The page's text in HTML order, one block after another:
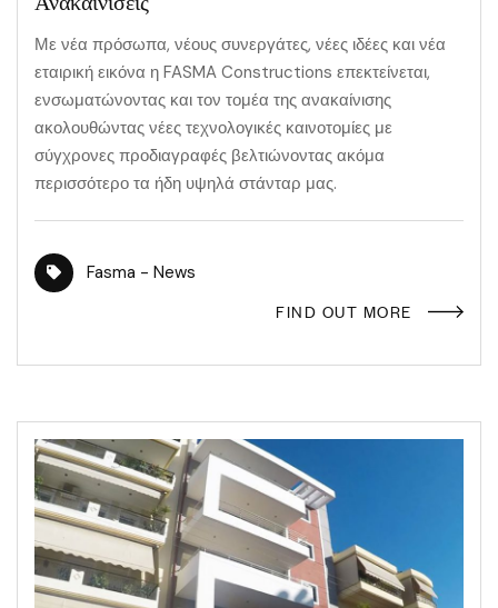
Με νέα πρόσωπα, νέους συνεργάτες, νέες ιδέες και νέα
εταιρική εικόνα η FASMA Constructions επεκτείνεται,
ενσωματώνοντας και τον τομέα της ανακαίνισης
ακολουθώντας νέες τεχνολογικές καινοτομίες με
σύγχρονες προδιαγραφές βελτιώνοντας ακόμα
περισσότερο τα ήδη υψηλά στάνταρ μας.
Fasma - News
FIND OUT MORE